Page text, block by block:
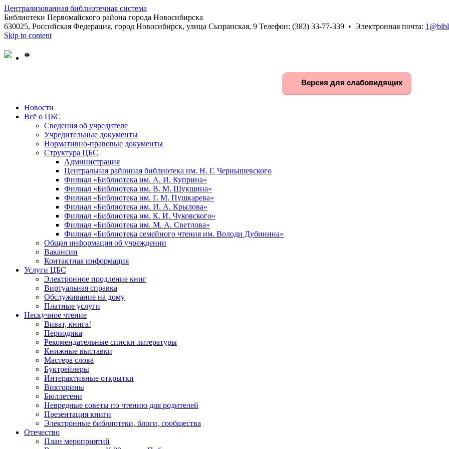
Централизованная библиотечная система
Библиотеки Первомайского района города Новосибирска
630025, Российская Федерация, город Новосибирск, улица Сызранская, 9 Телефон: (383) 33-77-339 • Электронная почта:
Skip to content
*
Версия для слабовидящих
Новости
Всё о ЦБС
Сведения об учредителе
Учредительные документы
Нормативно-правовые документы
Структура ЦБС
Администрация
Центральная районная библиотека им. Н. Г. Чернышевского
Филиал «Библиотека им. А. И. Куприна»
Филиал «Библиотека им. В. М. Шукшина»
Филиал «Библиотека им. Г. М. Пушкарева»
Филиал «Библиотека им. И. А. Крылова»
Филиал «Библиотека им. К. И. Чуковского»
Филиал «Библиотека им. М. А. Светлова»
Филиал «Библиотека семейного чтения им. Володи Дубинина»
Общая информация об учреждении
Вакансии
Контактная информация
Услуги ЦБС
Электронное продление книг
Виртуальная справка
Обслуживание на дому
Платные услуги
Нескучное чтение
Виват, книга!
Периодика
Рекомендательные списки литературы
Книжные выставки
Мастера слова
Буктрейлеры
Интерактивные открытки
Викторины
Бюллетени
Невредные советы по чтению для родителей
Презентация книги
Электронные библиотеки, блоги, сообщества
Отечество
План мероприятий